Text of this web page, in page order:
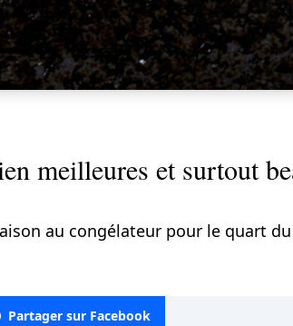
meilleures et surtout
au congélateur pour le quart
Partager sur Facebook